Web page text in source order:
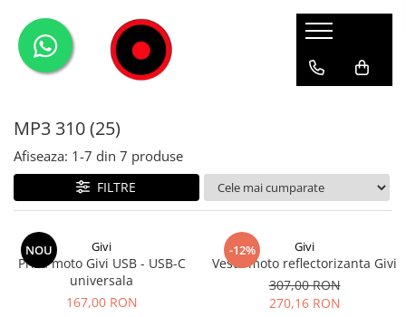
Genti Moto
Laterale
Rezervor
Genti impermeabile
Textil
Accesorii
Chei & butuci
Accesorii
GPS
Huse moto
PARBRIZ UNIVERSAL
Proiectoare
Echipamente
Geci
Pantaloni
WATERPROOF
Givi-Bike
Expirience
Urban
MP3 310 (25)
Afiseaza: 1-7 din 7 produse
FILTRE
NOU Givi
Priza moto Givi USB - USB-C
universala
167,00 RON
-12% Givi
Vesta moto reflectorizanta Givi
307,00 RON
270,16 RON